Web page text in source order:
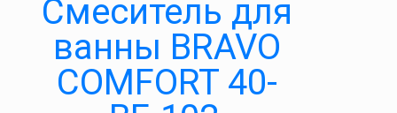
Cмеситель для
ванны BRAVO
COMFORT 40-